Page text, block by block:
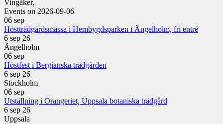
Vingåker,
Events on 2026-09-06
06 sep
Höstträdgårdsmässa i Hembygdsparken i Ängelholm, fri entré
6 sep 26
Ängelholm
06 sep
Höstfest i Bergianska trädgården
6 sep 26
Stockholm
06 sep
Utställning i Orangeriet, Uppsala botaniska trädgård
6 sep 26
Uppsala